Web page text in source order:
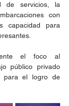
de servicios, la
con
capacidad para
el foco al
público privado
para el logro de